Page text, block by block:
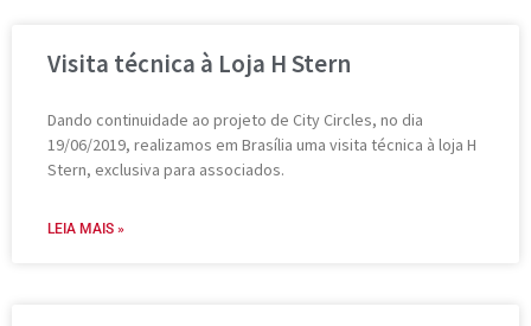
Visita técnica à Loja H Stern
Dando continuidade ao projeto de City Circles, no dia
19/06/2019, realizamos em Brasília uma visita técnica à loja H
Stern, exclusiva para associados.
LEIA MAIS »